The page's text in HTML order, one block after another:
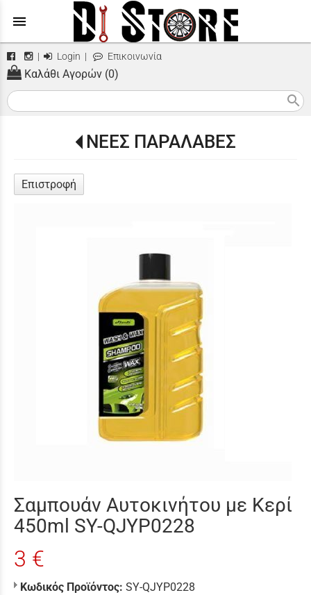
menu
| Login | Επικοινωνία
Καλάθι Αγορών (0)
search
ΝΕΕΣ ΠΑΡΑΛΑΒΕΣ
Επιστροφή
Σαμπουάν Αυτοκινήτου με Κερί
450ml SY-QJYP0228
3 €
Κωδικός Προϊόντος: SY-QJYP0228